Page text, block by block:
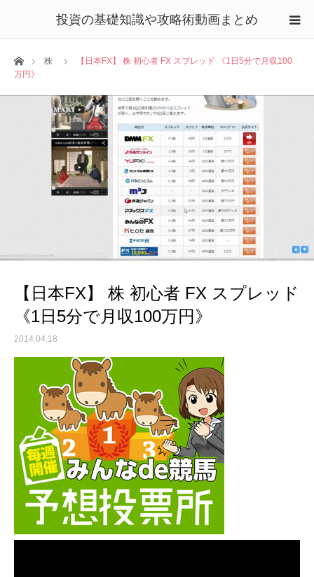
投資の基礎知識や攻略術動画まとめ
ホーム株
【日本FX】 株 初心者 FX スプレッド 《1日5分で月収100
万円》
【日本FX】 株 初心者 FX スプレッド
《1日5分で月収100万円》
2014.04.18